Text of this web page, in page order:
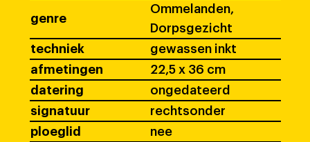
genre
Ommelanden,
Dorpsgezicht
techniek
gewassen inkt
afmetingen
22,5 x 36 cm
datering
ongedateerd
signatuur
rechtsonder
ploeglid
nee